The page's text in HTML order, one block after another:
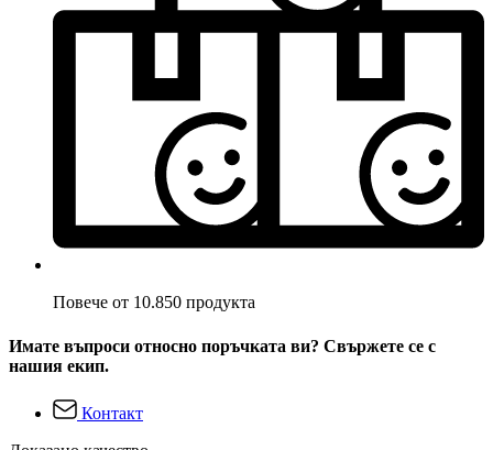
Повече от 10.850 продукта
Имате въпроси относно поръчката ви? Свържете се с
нашия екип.
Контакт